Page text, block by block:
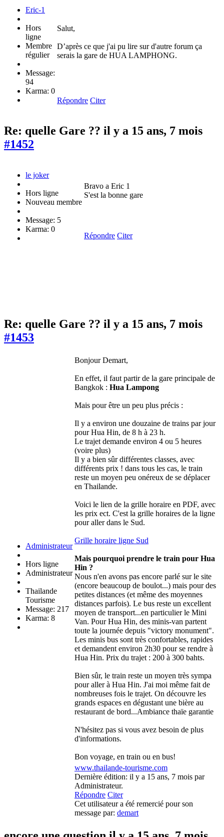
Eric-1
Hors
ligne
Membre
régulier
Message:
94
Karma: 0
Salut,
D’après ce que j'ai pu lire sur d'autre forum ça
serais la gare de HUA LAMPHONG.
Répondre Citer
Re: quelle Gare ?? il y a 15 ans, 7 mois
#1452
le joker
Hors ligne
Nouveau membre
Message: 5
Karma: 0
Bravo a Eric 1
S'est la bonne gare
Répondre Citer
Re: quelle Gare ?? il y a 15 ans, 7 mois
#1453
Administrateur
Hors ligne
Administrateur
Thailande
Tourisme
Message: 217
Karma: 8
Bonjour Demart,
En effet, il faut partir de la gare principale de
Bangkok : Hua Lampong
Mais pour être un peu plus précis :
Il y a environ une douzaine de trains par jour
pour Hua Hin, de 8 h à 23 h.
Le trajet demande environ 4 ou 5 heures
(voire plus)
Il y a bien sûr différentes classes, avec
différents prix ! dans tous les cas, le train
reste un moyen peu onéreux de se déplacer
en Thailande.
Voici le lien de la grille horaire en PDF, avec
les prix ect. C'est la grille horaires de la ligne
pour aller dans le Sud.
Grille horaire ligne Sud
Mais pourquoi prendre le train pour Hua
Hin ?
Nous n'en avons pas encore parlé sur le site
(encore beaucoup de boulot...) mais pour des
petites distances (et même des moyennes
distances parfois). Le bus reste un excellent
moyen de transport...en particulier le Mini
Van. Pour Hua Hin, des minis-van partent
toute la journée depuis "victory monument".
Les minis bus sont très confortables, rapides
et demandent environ 2h30 pour se rendre à
Hua Hin. Prix du trajet : 200 à 300 bahts.
Bien sûr, le train reste un moyen très sympa
pour aller à Hua Hin. J'ai moi même fait de
nombreuses fois le trajet. On découvre les
grands espaces en dégustant une bière au
restaurant de bord...Ambiance thaïe garantie
N'hésitez pas si vous avez besoin de plus
d'informations.
Bon voyage, en train ou en bus!
www.thailande-tourisme.com
Dernière édition: il y a 15 ans, 7 mois par
Administrateur.
Répondre Citer
Cet utilisateur a été remercié pour son
message par: demart